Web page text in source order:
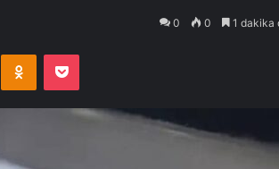
0 0 1 dakika
Odnoklassniki
Pocket